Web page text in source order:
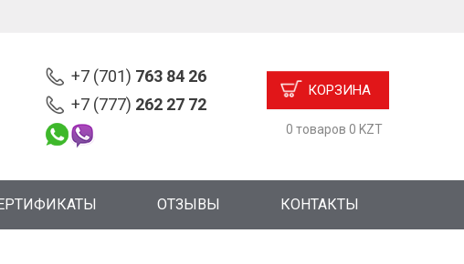
+7 (701) 763 84 26
+7 (777) 262 27 72
КОРЗИНА
0 товаров 0 KZT
ОТЗЫВЫ КОНТАКТЫ